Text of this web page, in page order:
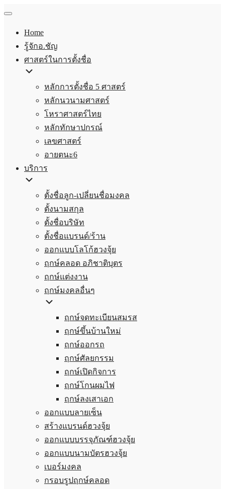
Home
รู้จักอ.ชัญ
ศาสตร์ในการตั้งชื่อ
หลักการตั้งชื่อ 5 ศาสตร์
หลักนวนามศาสตร์
โหราศาสตร์ไทย
หลักทักษาปกรณ์
เลขศาสตร์
อายตนะ6
บริการ
ตั้งชื่อลูก-เปลี่ยนชื่อมงคล
ตั้งนามสกุล
ตั้งชื่อบริษัท
ตั้งชื่อแบรนด์/ร้าน
ออกแบบโลโก้ฮวงจุ้ย
ฤกษ์คลอด อภิชาติบุตร
ฤกษ์แต่งงาน
ฤกษ์มงคลอื่นๆ
ฤกษ์จดทะเบียนสมรส
ฤกษ์ขึ้นบ้านใหม่
ฤกษ์ออกรถ
ฤกษ์ศัลยกรรม
ฤกษ์เปิดกิจการ
ฤกษ์โกนผมไฟ
ฤกษ์ลงเสาเอก
ออกแบบลายเซ็น
สร้างแบรนด์ฮวงจุ้ย
ออกแบบบรรจุภัณฑ์ฮวงจุ้ย
ออกแบบนามบัตรฮวงจุ้ย
เบอร์มงคล
กรอบรูปฤกษ์คลอด